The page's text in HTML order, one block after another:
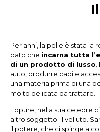
Per anni, la pelle è stata la
dato che incarna tutta
di un prodotto di lusso
auto, produrre capi e
una materia prima di una
molto delicata da trattare.
Eppure, nella sua celebre
altro soggetto: il velluto.
il potere, che ci spinge a